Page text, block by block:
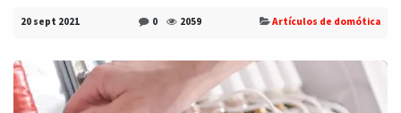
20 sept 2021 0 2059 Artículos de domótica